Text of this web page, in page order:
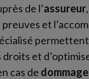
de l’assureur
et
et
cas de